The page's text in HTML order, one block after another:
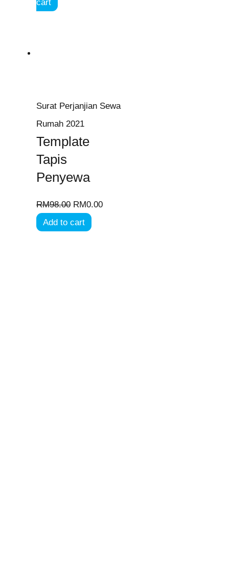
cart
Surat Perjanjian Sewa
Rumah 2021
Template
Tapis
Penyewa
RM98.00 RM0.00
Add to cart